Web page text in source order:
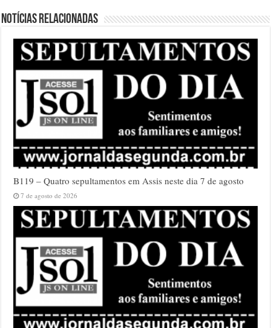
Notícias relacionadas
B119 – Quatro sepultamentos em Assis neste dia 7 de agosto
7 de agosto de 2026